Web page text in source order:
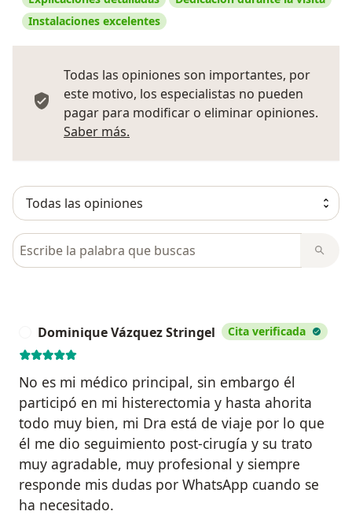
Instalaciones excelentes
Todas las opiniones son importantes, por
este motivo, los especialistas no pueden
pagar para modificar o eliminar opiniones.
Saber más.
Busca en opiniones
Dominique Vázquez Stringel Cita verificada
No es mi médico principal, sin embargo él
participó en mi histerectomia y hasta ahorita
todo muy bien, mi Dra está de viaje por lo que
él me dio seguimiento post-cirugía y su trato
muy agradable, muy profesional y siempre
responde mis dudas por WhatsApp cuando se
ha necesitado.